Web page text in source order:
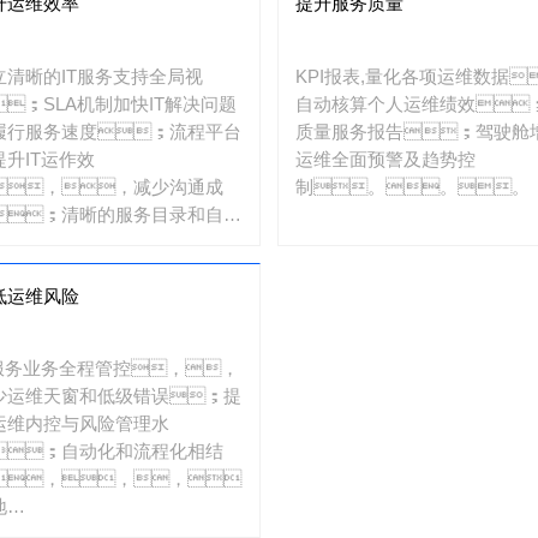
清晰的IT服务支持全局视
；SLA机制加快IT解决问题
行服务速度；流程平台
升IT运作效
，，减少沟通成
；清晰的服务目录和自动
，，，，让
化繁为
KPI报表,量化各项运维数据
自动核算个人运维绩效
质量服务报告；驾驶舱
运维全面预警及趋势控
制。。。
运维风险
务业务全程管控，，
运维天窗和低级错误；提
维内控与风险管理水
；自动化和流程化相结
，，，，